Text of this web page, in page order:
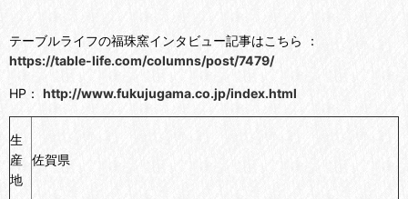
テーブルライフの福珠窯インタビュー記事はこちら ：
https://table-life.com/columns/post/7479/
HP： http://www.fukujugama.co.jp/index.html
生
産
地
佐賀県